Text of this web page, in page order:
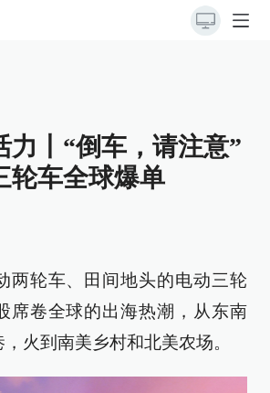
力丨“倒车，请注意”
轮车全球爆单
两轮车、田间地头的电动三轮
席卷全球的出海热潮，从东南
火到南美乡村和北美农场。